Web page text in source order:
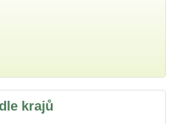
krajů